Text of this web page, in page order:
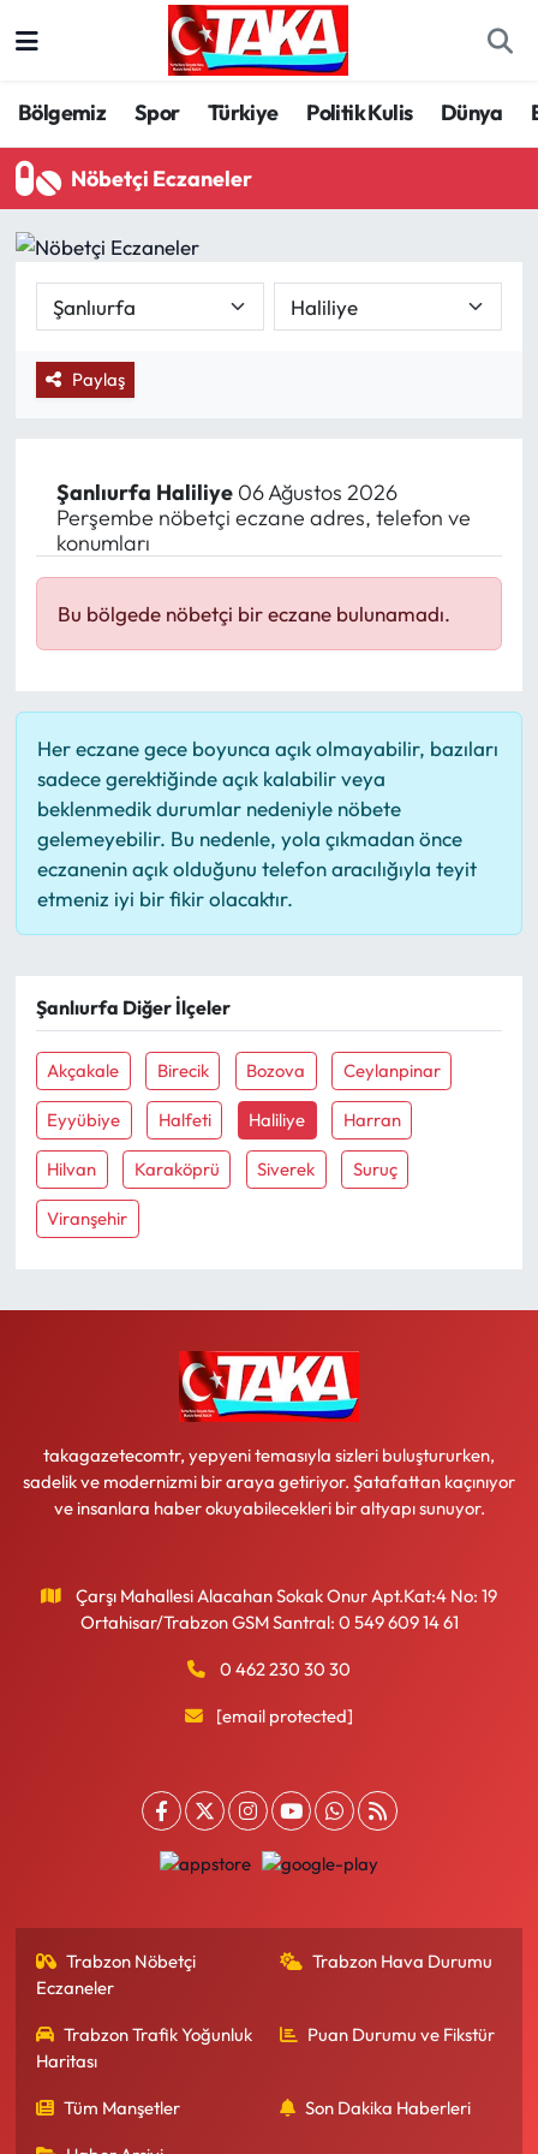
Bölgemiz Spor Türkiye Politik Kulis Dünya
Nöbetçi Eczaneler
Paylaş
Şanlıurfa Haliliye06 Ağustos 2026
Perşembe nöbetçi eczane adres, telefon ve
konumları
Bu bölgede nöbetçi bir eczane bulunamadı.
Her eczane gece boyunca açık olmayabilir, bazıları
sadece gerektiğinde açık kalabilir veya
beklenmedik durumlar nedeniyle nöbete
gelemeyebilir. Bu nedenle, yola çıkmadan önce
eczanenin açık olduğunu telefon aracılığıyla teyit
etmeniz iyi bir fikir olacaktır.
Şanlıurfa Diğer İlçeler
Akçakale Birecik Bozova Ceylanpinar
Eyyübiye Halfeti Haliliye Harran
Hilvan Karaköprü Siverek Suruç
Viranşehir
takagazetecomtr, yepyeni temasıyla sizleri buluştururken,
sadelik ve modernizmi bir araya getiriyor. Şatafattan kaçınıyor
ve insanlara haber okuyabilecekleri bir altyapı sunuyor.
Çarşı Mahallesi Alacahan Sokak Onur Apt.Kat:4 No: 19
Ortahisar/Trabzon GSM Santral: 0 549 609 14 61
0 462 230 30 30
[email protected]
Trabzon Nöbetçi
Eczaneler
Trabzon Hava Durumu
Trabzon Trafik Yoğunluk
Haritası
Puan Durumu ve Fikstür
Tüm Manşetler Son Dakika Haberleri
Spor
Türkiye
Politika
Politik Kulis
Magazin
Mektup Galeri
Köşe Yazıları
Karikatür Galeri
BIK
Spor Yazıları
Mektup Galeri
Ekonomi
Sağlık
Teknoloji
Trabzon Hava Durumu
Trabzon Trafik Yoğunluk Haritası
Tüm Manşetler
Son Dakika Haberleri